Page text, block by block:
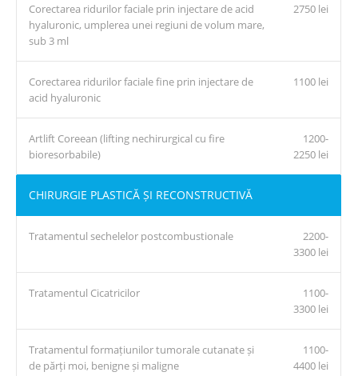
Corectarea ridurilor faciale prin injectare de acid
hyaluronic, umplerea unei regiuni de volum mare,
sub 3 ml
2750 lei
Corectarea ridurilor faciale fine prin injectare de
acid hyaluronic
1100 lei
Artlift Coreean (lifting nechirurgical cu fire
bioresorbabile)
1200-
2250 lei
CHIRURGIE PLASTICĂ ȘI RECONSTRUCTIVĂ
Tratamentul sechelelor postcombustionale
2200-
3300 lei
Tratamentul Cicatricilor
1100-
3300 lei
Tratamentul formațiunilor tumorale cutanate și
de părți moi, benigne și maligne
1100-
4400 lei